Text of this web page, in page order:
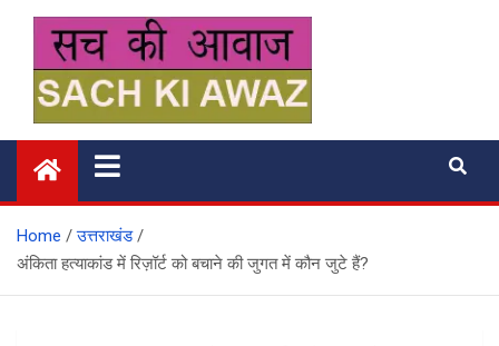
content
सच की आवाज
Home
उत्तराखंड
अंकिता हत्याकांड में रिज़ॉर्ट को बचाने की जुगत में कौन जुटे हैं?